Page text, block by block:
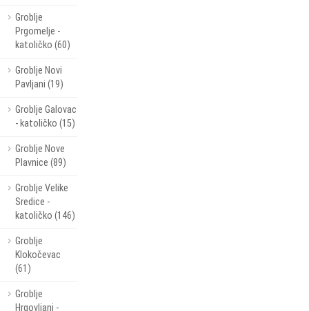
Groblje
Prgomelje -
katoličko (60)
Groblje Novi
Pavljani (19)
Groblje Galovac
- katoličko (15)
Groblje Nove
Plavnice (89)
Groblje Velike
Sredice -
katoličko (146)
Groblje
Klokočevac
(61)
Groblje
Hrgovljani -